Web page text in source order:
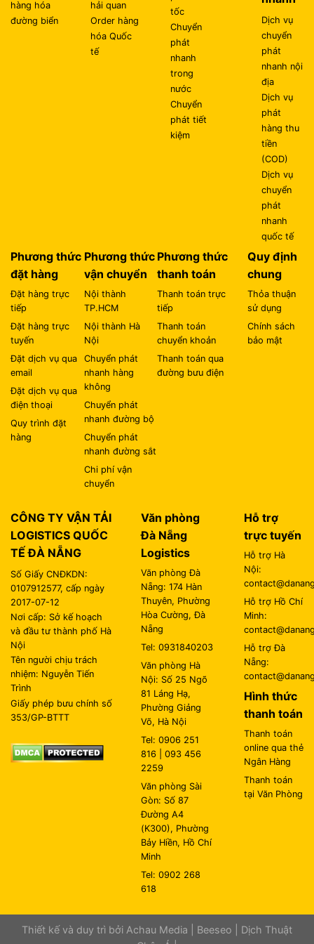
hàng hóa
đường biển
hải quan
Order hàng
hóa Quốc
tế
tốc
Chuyển
phát
nhanh
trong
nước
Chuyển
phát tiết
kiệm
Dịch vụ
chuyển
phát
nhanh nội
địa
Dịch vụ
phát
hàng thu
tiền
(COD)
Dịch vụ
chuyển
phát
nhanh
quốc tế
Phương thức
đặt hàng
Đặt hàng trực
tiếp
Đặt hàng trực
tuyến
Đặt dịch vụ qua
email
Đặt dịch vụ qua
điện thoại
Quy trình đặt
hàng
Phương thức
vận chuyển
Nội thành
TP.HCM
Nội thành Hà
Nội
Chuyển phát
nhanh hàng
không
Chuyển phát
nhanh đường bộ
Chuyển phát
nhanh đường sắt
Chi phí vận
chuyển
Phương thức
thanh toán
Thanh toán trực
tiếp
Thanh toán
chuyển khoản
Thanh toán qua
đường bưu điện
Quy định
chung
Thỏa thuận
sử dụng
Chính sách
bảo mật
CÔNG TY VẬN TẢI
LOGISTICS QUỐC
TẾ ĐÀ NẴNG
Số Giấy CNĐKDN:
0107912577, cấp ngày
2017-07-12
Nơi cấp: Sở kế hoạch
và đầu tư thành phố Hà
Nội
Tên người chịu trách
nhiệm: Nguyễn Tiến
Trình
Giấy phép bưu chính số
353/GP-BTTT
Văn phòng
Đà Nẵng
Logistics
Văn phòng Đà
Nẵng: 174 Hàn
Thuyên, Phường
Hòa Cường, Đà
Nẵng
Tel: 0931840203
Văn phòng Hà
Nội: Số 25 Ngõ
81 Láng Hạ,
Phường Giảng
Võ, Hà Nội
Tel: 0906 251
816 | 093 456
2259
Văn phòng Sài
Gòn: Số 87
Đường A4
(K300), Phường
Bảy Hiền, Hồ Chí
Minh
Tel: 0902 268
618
Hỗ trợ
trực tuyến
Hỗ trợ Hà
Nội:
Hỗ trợ Hồ Chí
Minh:
Hỗ trợ Đà
Nẵng:
Hình thức
thanh toán
Thanh toán
online qua thẻ
Ngân Hàng
Thanh toán
tại Văn Phòng
Thiết kế và duy trì bởi Achau Media Beeseo
Dịch Thuật